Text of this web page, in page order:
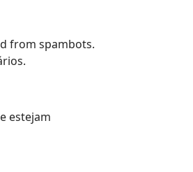
from spambots.
estejam